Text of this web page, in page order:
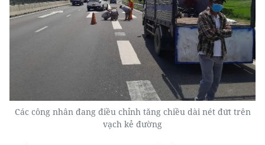
Các công nhân đang điều chỉnh tăng chiều dài nét đứt trên
vạch kẻ đường